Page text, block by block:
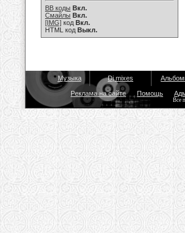
BB коды Вкл.
Смайлы Вкл.
[IMG] код Вкл.
HTML код Выкл.
Музыка Dj mixes
Реклама на сайте Помощь
Все